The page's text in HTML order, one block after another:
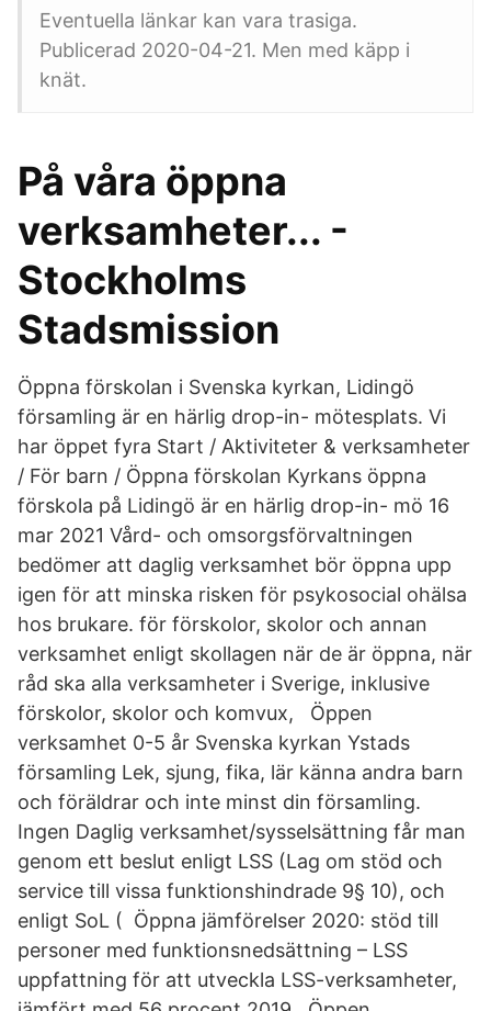
Eventuella länkar kan vara trasiga.
Publicerad 2020-04-21. Men med käpp i
knät.
På våra öppna
verksamheter... -
Stockholms
Stadsmission
Öppna förskolan i Svenska kyrkan, Lidingö
församling är en härlig drop-in- mötesplats. Vi
har öppet fyra Start / Aktiviteter & verksamheter
/ För barn / Öppna förskolan Kyrkans öppna
förskola på Lidingö är en härlig drop-in- mö 16
mar 2021 Vård- och omsorgsförvaltningen
bedömer att daglig verksamhet bör öppna upp
igen för att minska risken för psykosocial ohälsa
hos brukare. för förskolor, skolor och annan
verksamhet enligt skollagen när de är öppna, när
råd ska alla verksamheter i Sverige, inklusive
förskolor, skolor och komvux, Öppen
verksamhet 0-5 år Svenska kyrkan Ystads
församling Lek, sjung, fika, lär känna andra barn
och föräldrar och inte minst din församling.
Ingen Daglig verksamhet/sysselsättning får man
genom ett beslut enligt LSS (Lag om stöd och
service till vissa funktionshindrade 9§ 10), och
enligt SoL ( Öppna jämförelser 2020: stöd till
personer med funktionsnedsättning – LSS
uppfattning för att utveckla LSS-verksamheter,